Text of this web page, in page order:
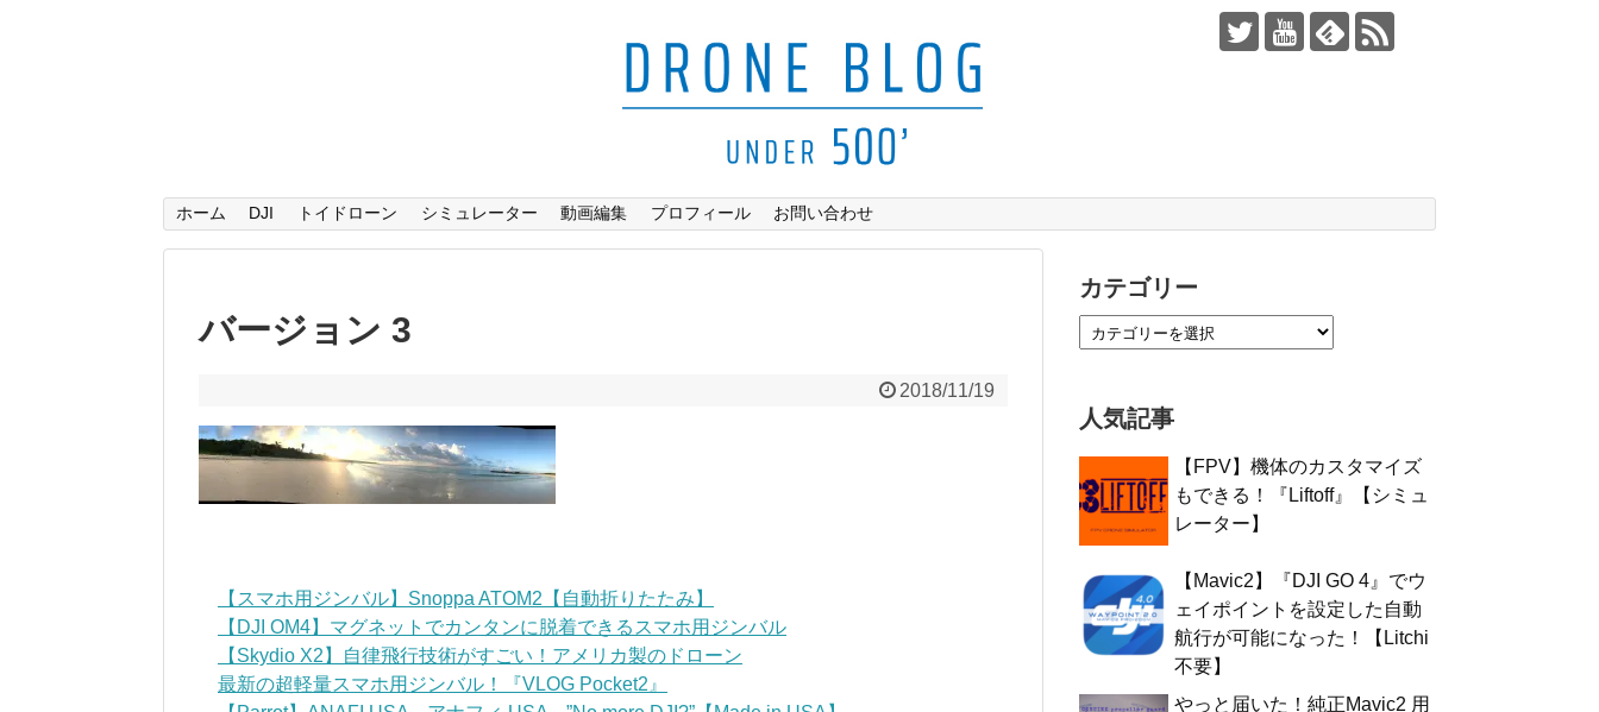
ホーム DJI トイドローン シミュレーター 動画編集 プロフィール お問い合わせ
バージョン 3
2018/11/19
【スマホ用ジンバル】Snoppa ATOM2【自動折りたたみ】
【DJI OM4】マグネットでカンタンに脱着できるスマホ用ジンバル
【Skydio X2】自律飛行技術がすごい！アメリカ製のドローン
最新の超軽量スマホ用ジンバル！『VLOG Pocket2』
カテゴリー
人気記事
【FPV】機体のカスタマイズ
もできる！『Liftoff』【シミュ
レーター】
【Mavic2】『DJI GO 4』でウ
ェイポイントを設定した自動
航行が可能になった！【Litchi
不要】
やっと届いた！純正Mavic2 用